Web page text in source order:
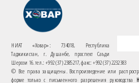
НИАТ «Ховар»: 734018, Республика
Таджикистан, г. Душанбе, проспект Саъди
Шерози 16. тел.: +992 (37) 2385217, факс: +992 (37) 2232383
© Все права защищены. Воспроизведение или
форме только с письменного разрешения руководства